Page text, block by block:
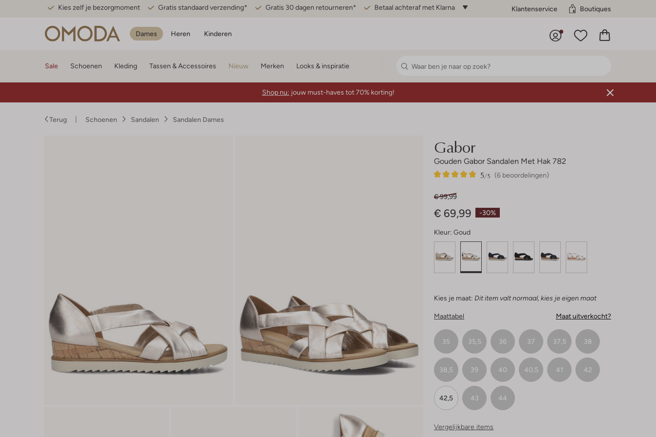
Kies zelf je bezorgmoment Gratis standaard verzending* Gratis 30 dagen retourneren* Betaal achteraf met Klarna Klantenservice Boutiques
Dames Heren Kinderen
Sale Schoenen Kleding Tassen & Accessoires Nieuw Merken Looks & inspiratie
Shop nu: jouw must-haves tot 70% korting!
Terug Schoenen Sandalen Sandalen Dames
Gabor
Gouden Gabor Sandalen Met Hak 782
(6 beoordelingen)
5/5
6
5
-30%
€ 99,99
€ 69,99
Kleur: Goud
Kies je maat: Dit item valt normaal, kies je eigen maat
Maattabel Maat uitverkocht?
35 35,5 36 37 37,5 38
38,5 39 40 40,5 41 42
42,5 43 44
Vergelijkbare items